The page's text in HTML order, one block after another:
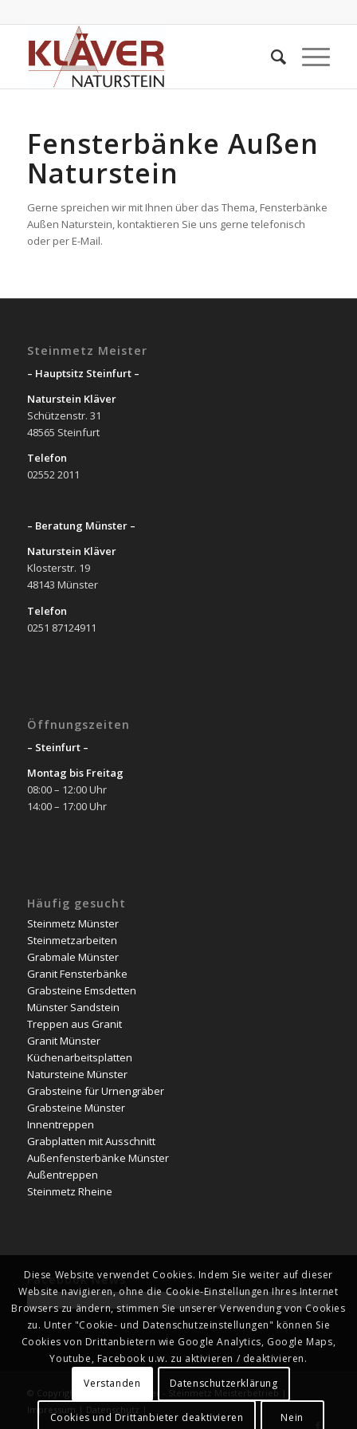
Fensterbänke Außen
Naturstein
Gerne spreichen wir mit Ihnen über das Thema, Fensterbänke
Außen Naturstein, kontaktieren Sie uns gerne telefonisch
oder per E-Mail.
Steinmetz Meister
– Hauptsitz Steinfurt –
Naturstein Kläver
Schützenstr. 31
48565 Steinfurt
Telefon
02552 2011
– Beratung Münster –
Naturstein Kläver
Klosterstr. 19
48143 Münster
Telefon
0251 87124911
Öffnungszeiten
– Steinfurt –
Montag bis Freitag
08:00 – 12:00 Uhr
14:00 – 17:00 Uhr
Häufig gesucht
Steinmetz Münster
Steinmetzarbeiten
Grabmale Münster
Granit Fensterbänke
Grabsteine Emsdetten
Münster Sandstein
Treppen aus Granit
Granit Münster
Küchenarbeitsplatten
Natursteine Münster
Grabsteine für Urnengräber
Grabsteine Münster
Innentreppen
Grabplatten mit Ausschnitt
Außenfensterbänke Münster
Außentreppen
Steinmetz Rheine
Facebook News
© Copyright - Naturstein Kläver - Steinmetz Meisterbetrieb |
Impressum | Datenschutz |
Diese Website verwendet Cookies. Indem Sie weiter auf dieser
Website navigieren, ohne die Cookie-Einstellungen Ihres Internet
Browsers zu ändern, stimmen Sie unserer Verwendung von Cookies
zu. Unter "Cookie- und Datenschutzeinstellungen" können Sie
Cookies von Drittanbietern wie Google Analytics, Google Maps,
Youtube, Facebook u.w. zu aktivieren / deaktivieren.
Verstanden
Datenschutzerklärung
Cookies und Drittanbieter deaktivieren Nein